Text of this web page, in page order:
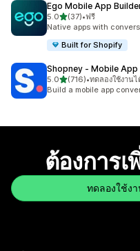
Ego Mobile App
5.0เต็ม 5 ดาว
(37)
ทั้งหมด 37 รีวิว
•ฟรี
Native apps with
Built for Shopify
Shopney ‑ Mobile App
5.0เต็ม 5 ดาว
(716)
ทั้งหมด 716 รีวิว
•ทดลองใช้งาน
Build a mobile app
ต้องการ
ทดลองใช้ง